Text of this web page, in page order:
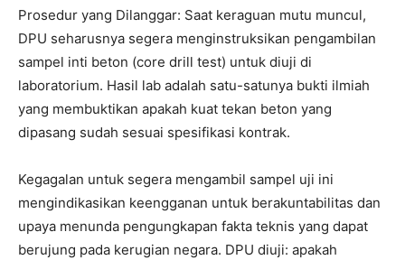
Prosedur yang Dilanggar: Saat keraguan mutu muncul,
DPU seharusnya segera menginstruksikan pengambilan
sampel inti beton (core drill test) untuk diuji di
laboratorium. Hasil lab adalah satu-satunya bukti ilmiah
yang membuktikan apakah kuat tekan beton yang
dipasang sudah sesuai spesifikasi kontrak.
Kegagalan untuk segera mengambil sampel uji ini
mengindikasikan keengganan untuk berakuntabilitas dan
upaya menunda pengungkapan fakta teknis yang dapat
berujung pada kerugian negara. DPU diuji: apakah